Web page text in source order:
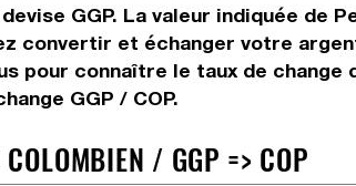
GGP. La valeur indiquée de
convertir et échanger votre
pour connaître le taux de change
GGP / COP.
COLOMBIEN / GGP => COP